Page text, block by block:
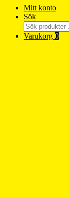
Mitt konto
Sök
Sök
efter:
Varukorg 0